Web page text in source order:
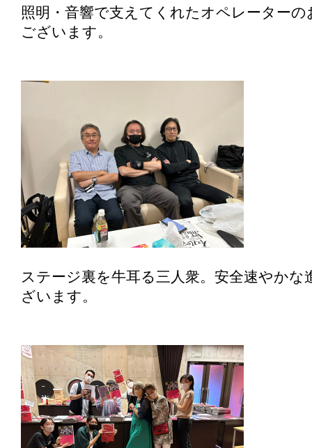
照明・音響で支えてくれたオペレーター
ございます。
ステージ裏を牛耳る三人衆。安全速やかな
ざいます。